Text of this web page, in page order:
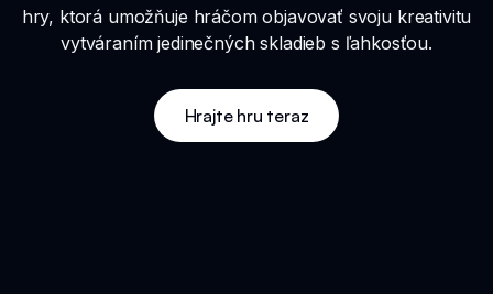
hry, ktorá umožňuje hráčom objavovať svoju kreativitu
vytváraním jedinečných skladieb s ľahkosťou.
Hrajte hru teraz